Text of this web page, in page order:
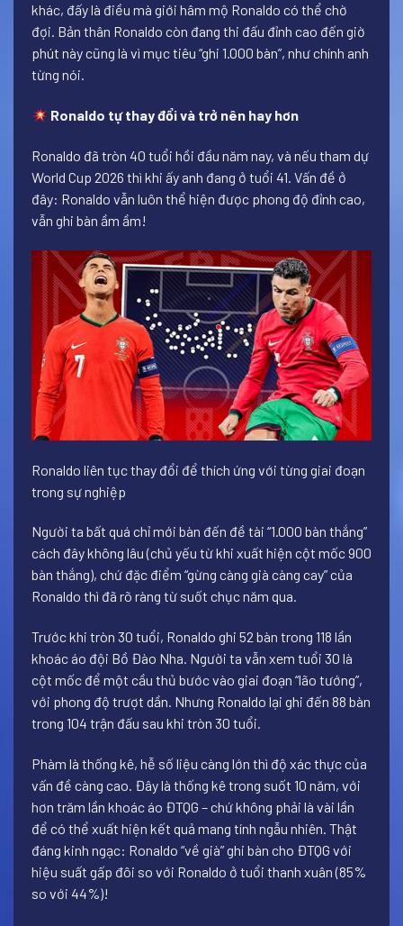
khác, đấy là điều mà giới hâm mộ Ronaldo có thể chờ
đợi. Bản thân Ronaldo còn đang thi đấu đỉnh cao đến giờ
phút này cũng là vì mục tiêu “ghi 1.000 bàn”, như chính anh
từng nói.
Ronaldo tự thay đổi và trở nên hay hơn
Ronaldo đã tròn 40 tuổi hồi đầu năm nay, và nếu tham dự
World Cup 2026 thì khi ấy anh đang ở tuổi 41. Vấn đề ở
đây: Ronaldo vẫn luôn thể hiện được phong độ đỉnh cao,
vẫn ghi bàn ầm ầm!
Ronaldo liên tục thay đổi để thích ứng với từng giai đoạn
trong sự nghiệp
Người ta bất quá chỉ mới bàn đến đề tài “1.000 bàn thắng”
cách đây không lâu (chủ yếu từ khi xuất hiện cột mốc 900
bàn thắng), chứ đặc điểm “gừng càng già càng cay” của
Ronaldo thì đã rõ ràng từ suốt chục năm qua.
Trước khi tròn 30 tuổi, Ronaldo ghi 52 bàn trong 118 lần
khoác áo đội Bồ Đào Nha. Người ta vẫn xem tuổi 30 là
cột mốc để một cầu thủ bước vào giai đoạn “lão tướng”,
với phong độ trượt dần. Nhưng Ronaldo lại ghi đến 88 bàn
trong 104 trận đấu sau khi tròn 30 tuổi.
Phàm là thống kê, hễ số liệu càng lớn thì độ xác thực của
vấn đề càng cao. Đây là thống kê trong suốt 10 năm, với
hơn trăm lần khoác áo ĐTQG – chứ không phải là vài lần
để có thể xuất hiện kết quả mang tính ngẫu nhiên. Thật
đáng kinh ngạc: Ronaldo “về già” ghi bàn cho ĐTQG với
hiệu suất gấp đôi so với Ronaldo ở tuổi thanh xuân (85%
so với 44%)!